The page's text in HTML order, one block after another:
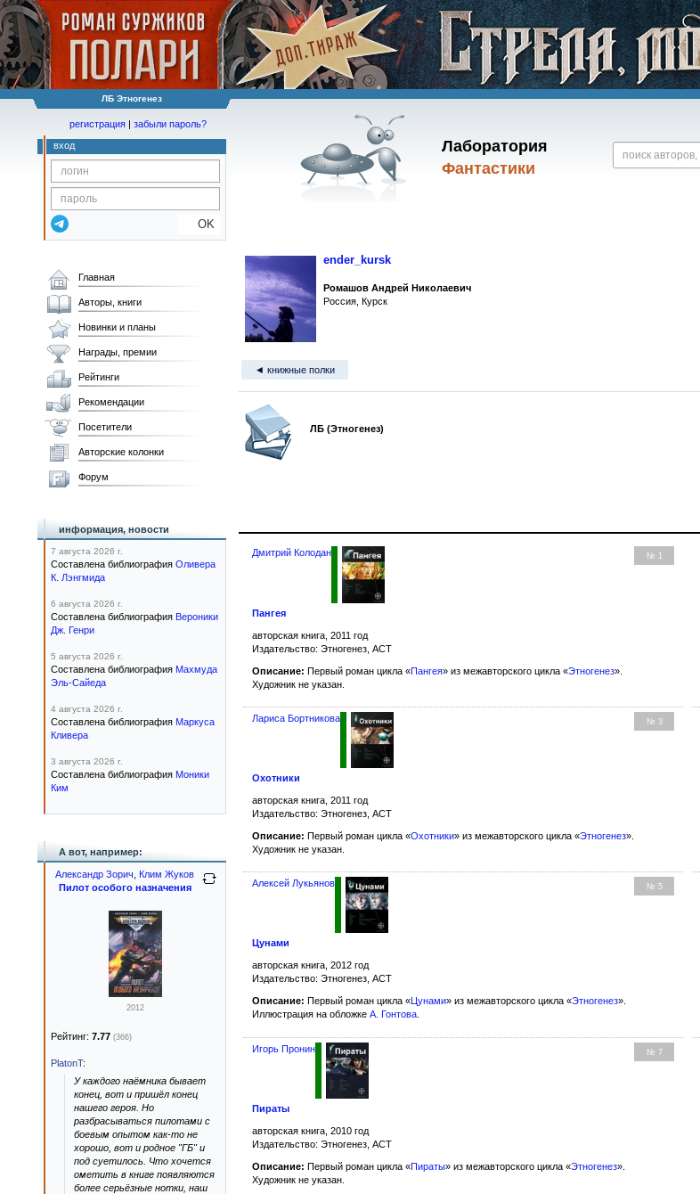
ЛБ Этногенез
Лаборатория
Фантастики
регистрация | забыли пароль?
вход
OK
ender_kursk
Ромашов Андрей Николаевич
Россия, Курск
◄ книжные полки
ЛБ (Этногенез)
№ 1
Дмитрий Колодан
Пангея
авторская книга, 2011 год
Издательство: Этногенез, АСТ
Описание: Первый роман цикла «Пангея» из межавторского цикла «Этногенез».
Художник не указан.
№ 3
Лариса Бортникова
Охотники
авторская книга, 2011 год
Издательство: Этногенез, АСТ
Описание: Первый роман цикла «Охотники» из межавторского цикла «Этногенез».
Художник не указан.
№ 5
Алексей Лукьянов
Цунами
авторская книга, 2012 год
Издательство: Этногенез, АСТ
Описание: Первый роман цикла «Цунами» из межавторского цикла «Этногенез».
Иллюстрация на обложке А. Гонтова
№ 7
Игорь Пронин
Пираты
авторская книга, 2010 год
Издательство: Этногенез, АСТ
Описание: Первый роман цикла «Пираты» из межавторского цикла «Этногенез».
Художник не указан.
Главная
Авторы, книги
Новинки и планы
Награды, премии
Рейтинги
Рекомендации
Посетители
Авторские колонки
Форум
информация, новости
7 августа 2026 г.
Составлена библиография Оливера
К. Лэнгмида
6 августа 2026 г.
Составлена библиография Вероники
Дж. Генри
5 августа 2026 г.
Составлена библиография Махмуда
Эль-Сайеда
4 августа 2026 г.
Составлена библиография Маркуса
Кливера
3 августа 2026 г.
Составлена библиография Моники
Ким
А вот, например:
Александр Зорич
Клим Жуков
Пилот особого назначения
2012
Рейтинг: 7.77 (366)
PlatonT:
У каждого наёмника бывает
конец, вот и пришёл конец
нашего героя. Но
разбрасываться пилотами с
боевым опытом как-то не
хорошо, вот и родное "ГБ" и
под суетилось. Что хочется
ометить в книге появляются
более серьёзные нотки, наш